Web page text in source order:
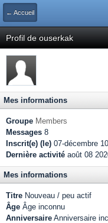
← Accueil
Profil de ouserkak
Mes informations
Groupe Members
Messages 8
Inscrit(e) (le) 07-décembre 10
Dernière activité août 08
Mes informations
Titre Nouveau / peu actif
Âge Âge inconnu
Anniversaire Anniversaire